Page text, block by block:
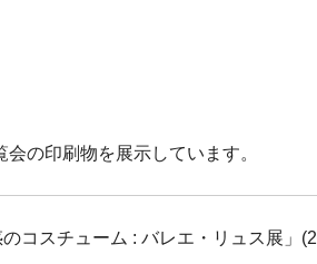
の印刷物を展示しています。
コスチューム : バレエ・リュス展」